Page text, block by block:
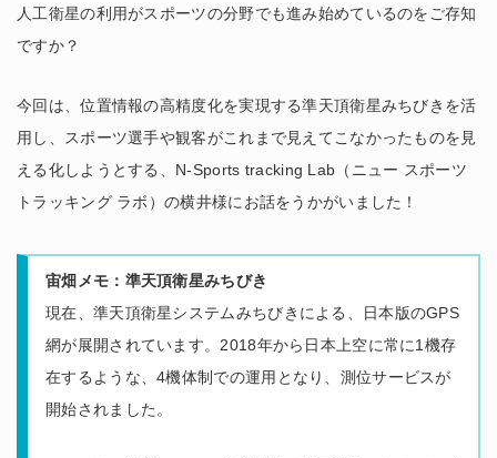
人工衛星の利用がスポーツの分野でも進み始めているのをご存知
ですか？
今回は、位置情報の高精度化を実現する準天頂衛星みちびきを活
用し、スポーツ選手や観客がこれまで見えてこなかったものを見
える化しようとする、N-Sports tracking Lab（ニュー スポーツ
トラッキング ラボ）の横井様にお話をうかがいました！
宙畑メモ：準天頂衛星みちびき
現在、準天頂衛星システムみちびきによる、日本版のGPS
網が展開されています。2018年から日本上空に常に1機存
在するような、4機体制での運用となり、測位サービスが
開始されました。